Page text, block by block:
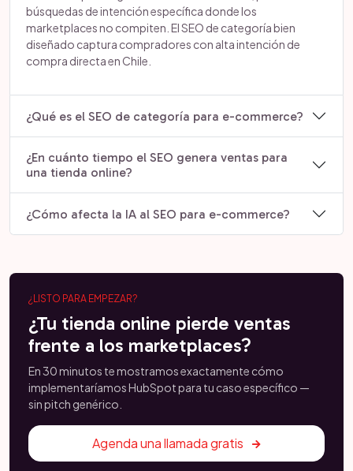
búsquedas de intención específica donde los
marketplaces no compiten. El SEO de categoría bien
diseñado captura compradores con alta intención de
compra directa en Chile.
¿Qué es el SEO de categoría para e-commerce?
¿En cuánto tiempo el SEO genera ventas para
una tienda online?
¿Cómo afecta la IA al SEO para e-commerce?
¿LISTO PARA EMPEZAR?
¿Tu tienda online pierde ventas
frente a los marketplaces?
En 30 minutos te mostramos exactamente cómo
implementaríamos HubSpot para tu caso específico —
sin pitch genérico.
Agenda una llamada gratis